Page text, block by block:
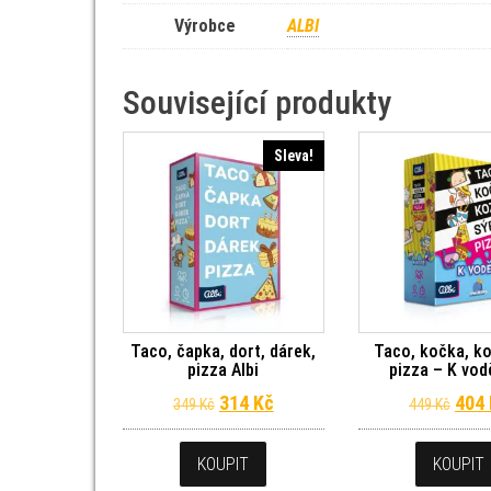
Výrobce ALBI
Související produkty
Sleva!
Taco, čapka, dort, dárek,
pizza Albi
349Kč Původní cena byla: 349 Kč.
314 KčAktuální cena je: 314 Kč.
KOUPIT
Taco, kočka,
pizza – K
449Kč 404
KOUPIT